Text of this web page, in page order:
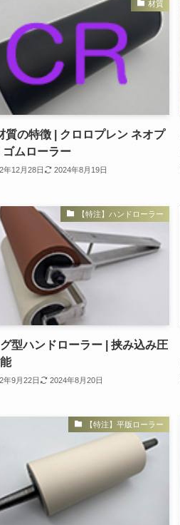
材質
質の特徴 | クロロプレン ネオプ
ゴムローラー
年12月28日 2024年8月19日
【特注】ハンドローラー
グ型ハンドローラー | 挟み込み圧
年9月22日 2024年8月20日
【特注】平版ローラー